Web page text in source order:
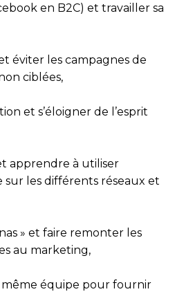
en B2C) et travailler sa
éviter les campagnes de
ciblées,
et s’éloigner de l’esprit
apprendre à utiliser
sur les différents réseaux et
» et faire remonter les
au marketing,
même équipe pour fournir